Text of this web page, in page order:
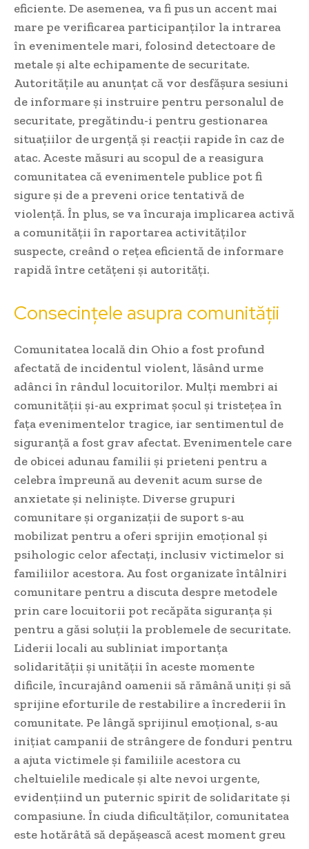
eficiente. De asemenea, va fi pus un accent mai
mare pe verificarea participanților la intrarea
în evenimentele mari, folosind detectoare de
metale și alte echipamente de securitate.
Autoritățile au anunțat că vor desfășura sesiuni
de informare și instruire pentru personalul de
securitate, pregătindu-i pentru gestionarea
situațiilor de urgență și reacții rapide în caz de
atac. Aceste măsuri au scopul de a reasigura
comunitatea că evenimentele publice pot fi
sigure și de a preveni orice tentativă de
violență. În plus, se va încuraja implicarea activă
a comunității în raportarea activităților
suspecte, creând o rețea eficientă de informare
rapidă între cetățeni și autorități.
Consecințele asupra comunității
Comunitatea locală din Ohio a fost profund
afectată de incidentul violent, lăsând urme
adânci în rândul locuitorilor. Mulți membri ai
comunității și-au exprimat șocul și tristețea în
fața evenimentelor tragice, iar sentimentul de
siguranță a fost grav afectat. Evenimentele care
de obicei adunau familii și prieteni pentru a
celebra împreună au devenit acum surse de
anxietate și neliniște. Diverse grupuri
comunitare și organizații de suport s-au
mobilizat pentru a oferi sprijin emoțional și
psihologic celor afectați, inclusiv victimelor si
familiilor acestora. Au fost organizate întâlniri
comunitare pentru a discuta despre metodele
prin care locuitorii pot recăpăta siguranța și
pentru a găsi soluții la problemele de securitate.
Liderii locali au subliniat importanța
solidarității și unității în aceste momente
dificile, încurajând oamenii să rămână uniți și să
sprijine eforturile de restabilire a încrederii în
comunitate. Pe lângă sprijinul emoțional, s-au
inițiat campanii de strângere de fonduri pentru
a ajuta victimele și familiile acestora cu
cheltuielile medicale și alte nevoi urgente,
evidențiind un puternic spirit de solidaritate și
compasiune. În ciuda dificultăților, comunitatea
este hotărâtă să depășească acest moment greu